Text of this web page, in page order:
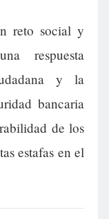
reto social y
respuesta
y la
bancaria
de los
estafas en el